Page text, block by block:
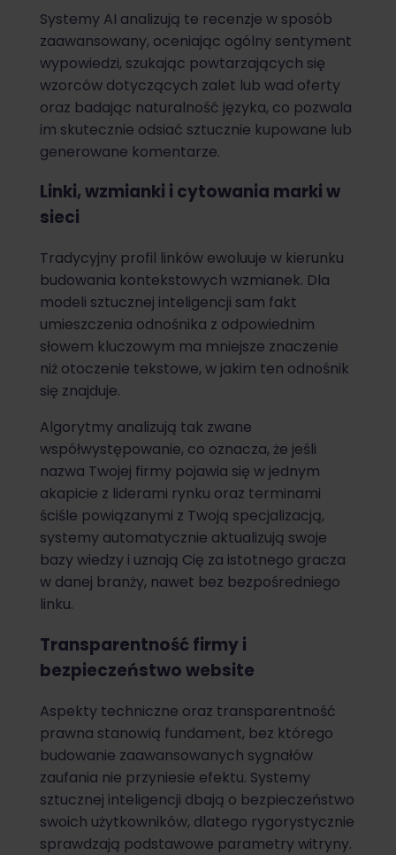
Systemy AI analizują te recenzje w sposób
zaawansowany, oceniając ogólny sentyment
wypowiedzi, szukając powtarzających się
wzorców dotyczących zalet lub wad oferty
oraz badając naturalność języka, co pozwala
im skutecznie odsiać sztucznie kupowane lub
generowane komentarze.
Linki, wzmianki i cytowania marki w
sieci
Tradycyjny profil linków ewoluuje w kierunku
budowania kontekstowych wzmianek. Dla
modeli sztucznej inteligencji sam fakt
umieszczenia odnośnika z odpowiednim
słowem kluczowym ma mniejsze znaczenie
niż otoczenie tekstowe, w jakim ten odnośnik
się znajduje.
Algorytmy analizują tak zwane
współwystępowanie, co oznacza, że jeśli
nazwa Twojej firmy pojawia się w jednym
akapicie z liderami rynku oraz terminami
ściśle powiązanymi z Twoją specjalizacją,
systemy automatycznie aktualizują swoje
bazy wiedzy i uznają Cię za istotnego gracza
w danej branży, nawet bez bezpośredniego
linku.
Transparentność firmy i
bezpieczeństwo website
Aspekty techniczne oraz transparentność
prawna stanowią fundament, bez którego
budowanie zaawansowanych sygnałów
zaufania nie przyniesie efektu. Systemy
sztucznej inteligencji dbają o bezpieczeństwo
swoich użytkowników, dlatego rygorystycznie
sprawdzają podstawowe parametry witryny.